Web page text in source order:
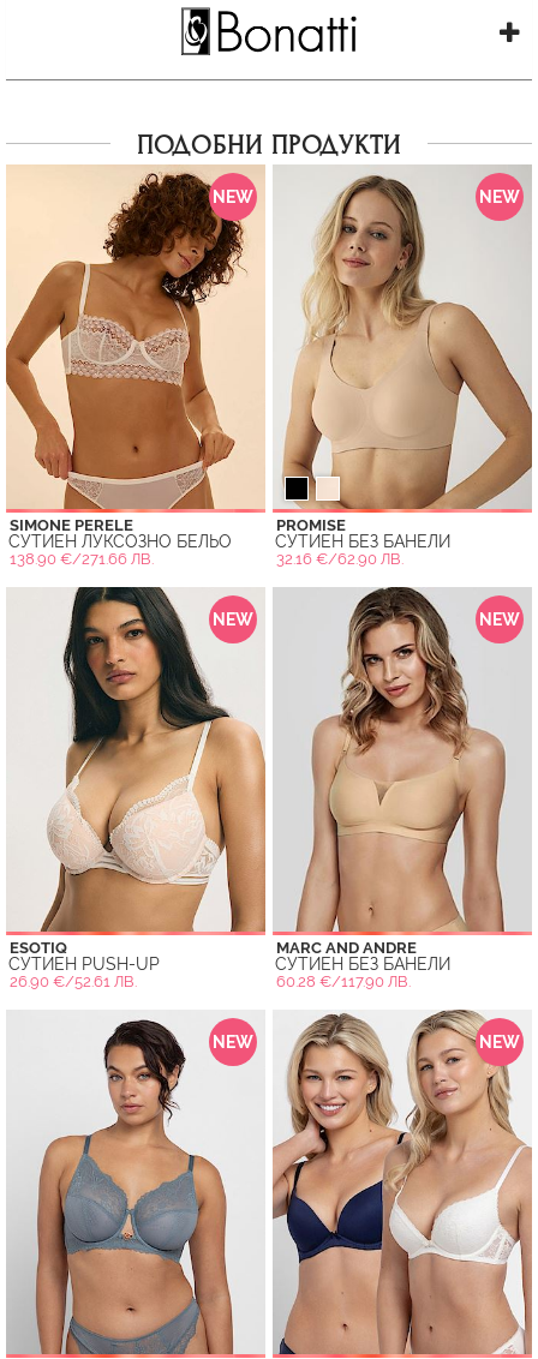
ПОДОБНИ ПРОДУКТИ
NEW
SIMONE PERELE
СУТИЕН ЛУКСОЗНО БЕЛЬО
138.90 €/271.66 ЛВ.
NEW
PROMISE
СУТИЕН БЕЗ БАНЕЛИ
32.16 €/62.90 ЛВ.
NEW
ESOTIQ
СУТИЕН PUSH-UP
26.90 €/52.61 ЛВ.
NEW
MARC AND ANDRE
СУТИЕН БЕЗ БАНЕЛИ
60.28 €/117.90 ЛВ.
NEW NEW